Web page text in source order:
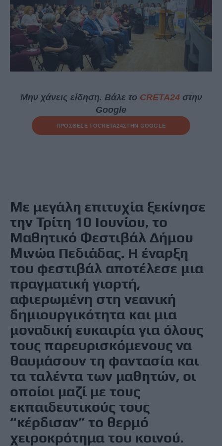
Μην χάνεις είδηση. Βάλε το CRETA24στην
Google
ΠΡΟΣΘΕΣΕ ΤΟCRETA24ΣΤΗΝ GOOGLE
Με μεγάλη επιτυχία ξεκίνησε
την Τρίτη 10 Ιουνίου, το
Μαθητικό Φεστιβάλ Δήμου
Μινώα Πεδιάδας. Η έναρξη
του φεστιβάλ αποτέλεσε μια
πραγματική γιορτή,
αφιερωμένη στη νεανική
δημιουργικότητα και μια
μοναδική ευκαιρία για όλους
τους παρευρισκόμενους να
θαυμάσουν τη φαντασία και
τα ταλέντα των μαθητών, οι
οποίοι μαζί με τους
εκπαιδευτικούς τους
“κέρδισαν” το θερμό
χειροκρότημα του κοινού.